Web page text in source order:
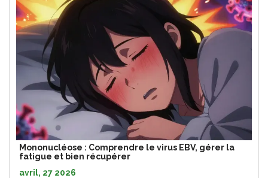
Mononucléose : Comprendre le virus EBV, gérer la
fatigue et bien récupérer
avril, 27 2026